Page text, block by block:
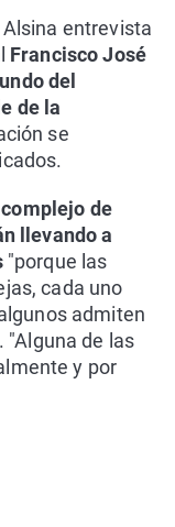
entrevista
Francisco José
del
de la
se
complejo de
llevando a
"porque las
cada uno
admiten
"Alguna de las
y por